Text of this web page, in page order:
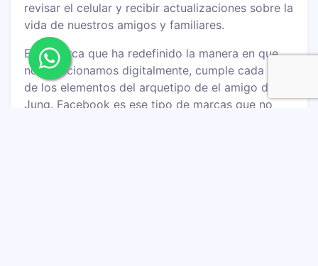
revisar el celular y recibir actualizaciones sobre la
vida de nuestros amigos y familiares.
Esta marca que ha redefinido la manera en que
nos relacionamos digitalmente, cumple cada uno
de los elementos del arquetipo de el amigo de
Jung. Facebook es ese tipo de marcas que no